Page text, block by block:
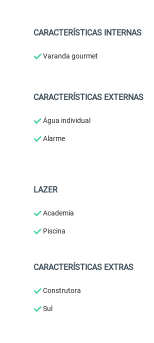
CARACTERÍSTICAS INTERNAS
Varanda gourmet
CARACTERÍSTICAS EXTERNAS
Água individual
Alarme
LAZER
Academia
Piscina
CARACTERÍSTICAS EXTRAS
Construtora
Sul